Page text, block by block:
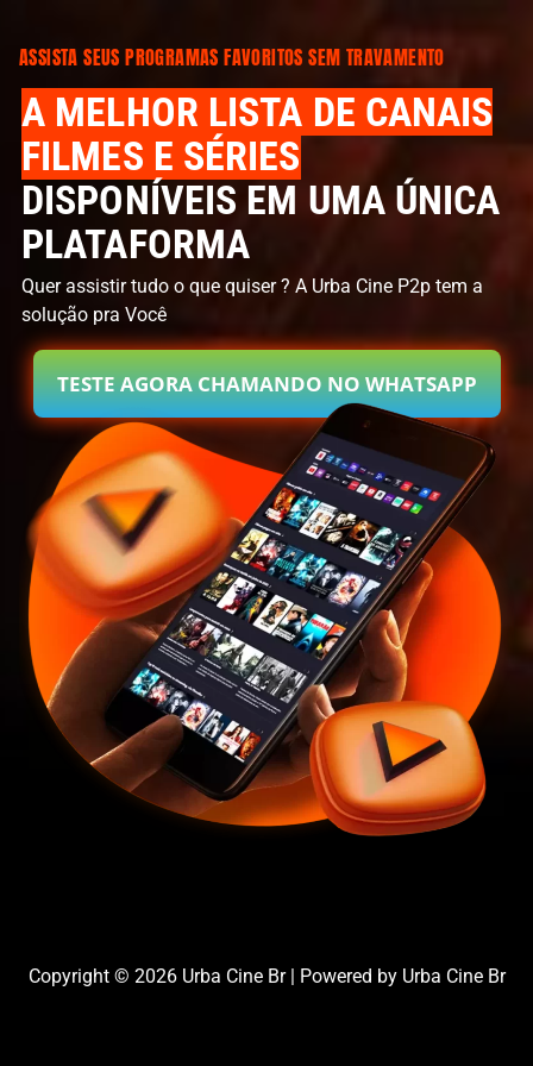
ASSISTA SEUS PROGRAMAS FAVORITOS SEM TRAVAMENTO
A MELHOR LISTA DE CANAIS
FILMES E SÉRIES
DISPONÍVEIS EM UMA ÚNICA
PLATAFORMA
Quer assistir tudo o que quiser ? A Urba Cine P2p tem a
solução pra Você
TESTE AGORA CHAMANDO NO WHATSAPP
Copyright © 2026 Urba Cine Br | Powered by Urba Cine Br